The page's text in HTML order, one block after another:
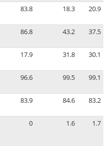
83.8 18.3 20.9
86.8 43.2 37.5
17.9 31.8 30.1
96.6 99.5 99.1
83.9 84.6 83.2
0 1.6 1.7